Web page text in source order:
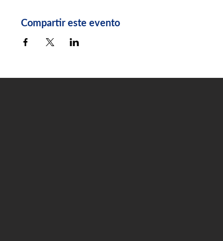
Compartir este evento